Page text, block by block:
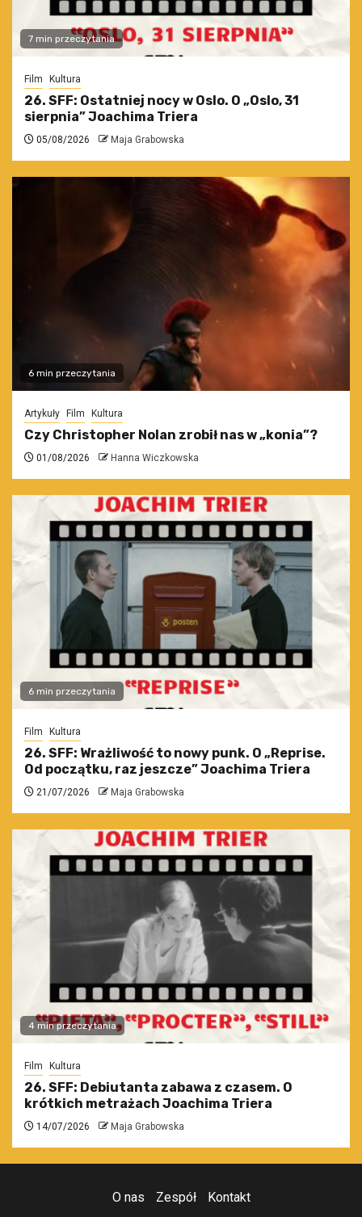
7 min przeczytania
Film Kultura
26. SFF: Ostatniej nocy w Oslo. O „Oslo, 31
sierpnia” Joachima Triera
05/08/2026 Maja Grabowska
6 min przeczytania
Artykuły Film Kultura
Czy Christopher Nolan zrobił nas w „konia”?
01/08/2026 Hanna Wiczkowska
6 min przeczytania
Film Kultura
26. SFF: Wrażliwość to nowy punk. O „Reprise.
Od początku, raz jeszcze” Joachima Triera
21/07/2026 Maja Grabowska
4 min przeczytania
Film Kultura
26. SFF: Debiutanta zabawa z czasem. O
krótkich metrażach Joachima Triera
14/07/2026 Maja Grabowska
O nas Zespół Kontakt